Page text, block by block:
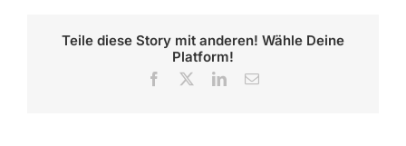
Teile diese Story mit anderen! Wähle Deine
Platform!
Facebook LinkedIn
E-